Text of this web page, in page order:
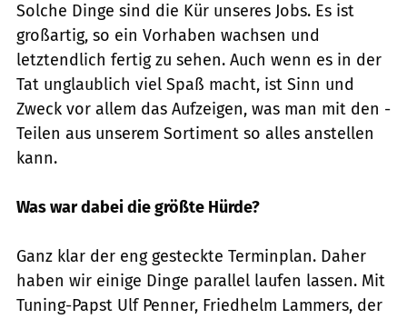
Solche Dinge sind die Kür unseres Jobs. Es ist
großartig, so ein Vorhaben wachsen und
letztendlich fertig zu sehen. Auch wenn es in der
Tat unglaublich viel Spaß macht, ist Sinn und
Zweck vor allem das Aufzeigen, was man mit den ­
Teilen aus unserem Sortiment so alles anstellen
kann.
Was war dabei die größte Hürde?
Ganz klar der eng gesteckte Terminplan. ­Daher
haben wir einige Dinge parallel laufen lassen. Mit
Tuning-Papst Ulf Penner, Friedhelm Lammers, der